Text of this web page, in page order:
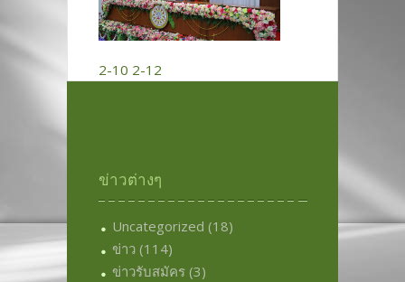
2-10 2-12
ข่าวต่างๆ
Uncategorized (18)
ข่าว (114)
ข่าวรับสมัคร (3)